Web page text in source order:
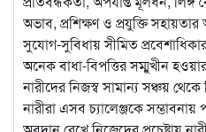
অভাব, প্রশিক্ষণ ও প্রযুক্তি
সুযোগ-সুবিধায় সীমিত প্রবেশাধিকার
অনেক বাধা-বিপত্তির সম্মুখীন
নারীদের নিজস্ব সামান্য সঞ্চয়
নারীরা এসব চ্যালেঞ্জকে